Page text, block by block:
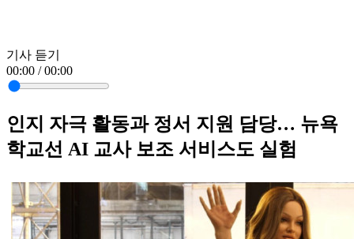
기사 듣기
00:00 / 00:00
인지 자극 활동과 정서 지원 담당… 뉴욕
학교선 AI 교사 보조 서비스도 실험